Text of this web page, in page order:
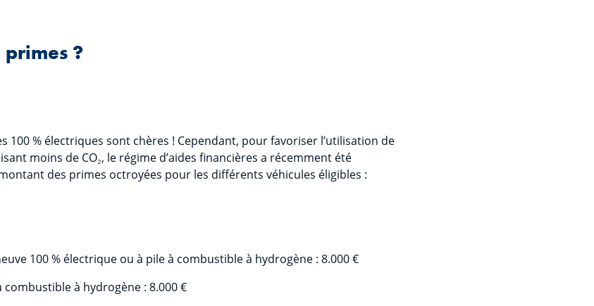
?
100 % électriques sont chères ! Cependant, pour favoriser l’utilisation de
moins de CO₂, le régime d’aides financières a récemment été
des primes octroyées pour les différents véhicules éligibles :
100 % électrique ou à pile à combustible à hydrogène : 8.000 €
à hydrogène : 8.000 €